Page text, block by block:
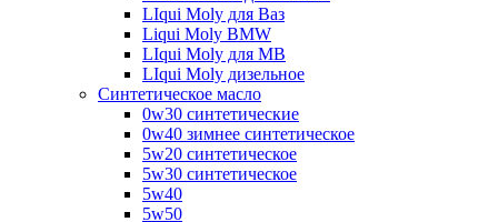
LIqui Moly для Ваз
Liqui Moly BMW
LIqui Moly для MB
LIqui Moly дизельное
Синтетическое масло
0w30 синтетические
0w40 зимнее синтетическое
5w20 синтетическое
5w30 синтетическое
5w40
5w50